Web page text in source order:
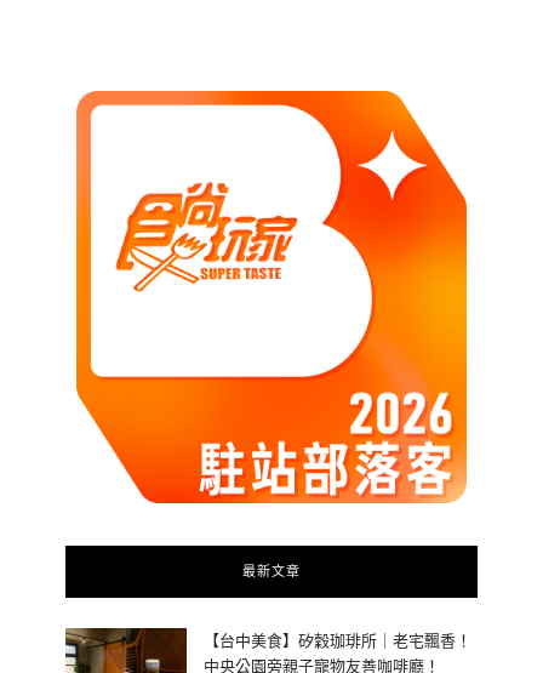
最新文章
【台中美食】矽穀珈琲所｜老宅飄香！
中央公園旁親子寵物友善咖啡廳！